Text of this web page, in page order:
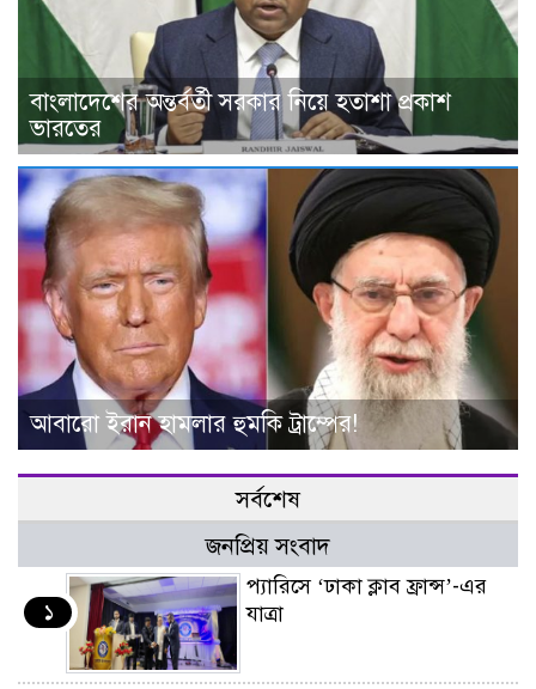
বাংলাদেশের অন্তর্বর্তী সরকার নিয়ে হতাশা প্রকাশ
ভারতের
আবারো ইরান হামলার হুমকি ট্রাম্পের!
সর্বশেষ
জনপ্রিয় সংবাদ
১
প্যারিসে ‘ঢাকা ক্লাব ফ্রান্স’-এর
যাত্রা